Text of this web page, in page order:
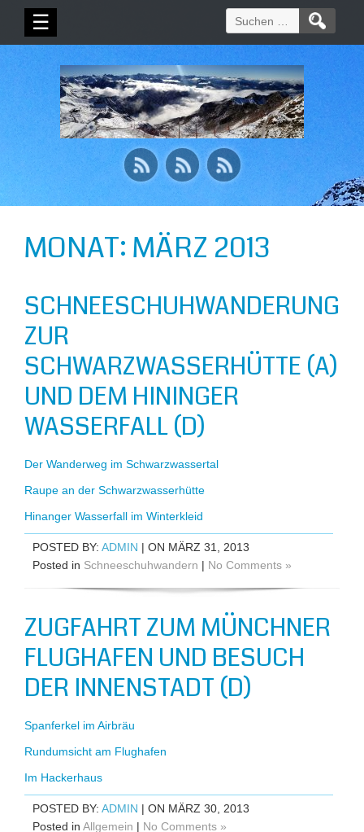
☰
Suchen
nach:
MONAT: MÄRZ 2013
SCHNEESCHUHWANDERUNG
ZUR
SCHWARZWASSERHÜTTE (A)
UND DEM HININGER
WASSERFALL (D)
Der Wanderweg im Schwarzwassertal
Raupe an der Schwarzwasserhütte
Hinanger Wasserfall im Winterkleid
POSTED BY: ADMIN | ON MÄRZ 31, 2013
Posted in Schneeschuhwandern | No Comments »
ZUGFAHRT ZUM MÜNCHNER
FLUGHAFEN UND BESUCH
DER INNENSTADT (D)
Spanferkel im Airbräu
Rundumsicht am Flughafen
Im Hackerhaus
POSTED BY: ADMIN | ON MÄRZ 30, 2013
Posted in Allgemein | No Comments »